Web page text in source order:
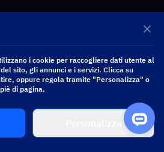
Leak: Kit, Materiali, W-Engine
i cookie per raccogliere dati utente al
sito, gli annunci e i servizi. Clicca su
oppure regola tramite "Personalizza" o
di pagina.